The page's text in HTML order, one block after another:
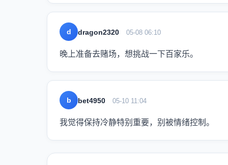
d dragon2320 05-08 06:10
晚上准备去赌场，想挑战一下百家乐。
b bet4950 05-10 11:04
我觉得保持冷静特别重要，别被情绪控制。